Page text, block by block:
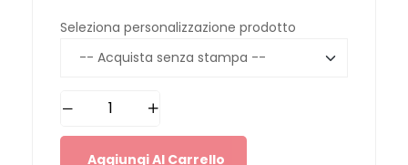
Seleziona personalizzazione prodotto
Aggiungi Al Carrello